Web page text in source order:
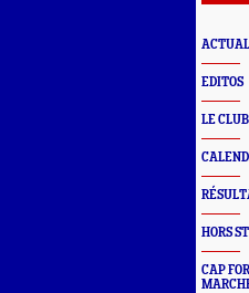
EDITOS
LE CLUB
HORS
CAP